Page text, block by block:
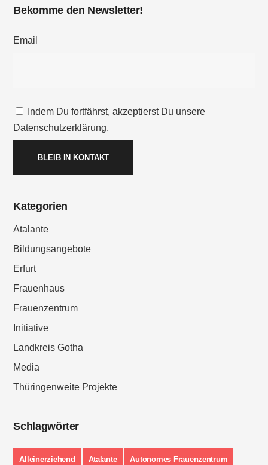
Bekomme den Newsletter!
Email
Indem Du fortfährst, akzeptierst Du unsere
Datenschutzerklärung.
Kategorien
Atalante
Bildungsangebote
Erfurt
Frauenhaus
Frauenzentrum
Initiative
Landkreis Gotha
Media
Thüringenweite Projekte
Schlagwörter
Alleinerziehend Atalante Autonomes Frauenzentrum